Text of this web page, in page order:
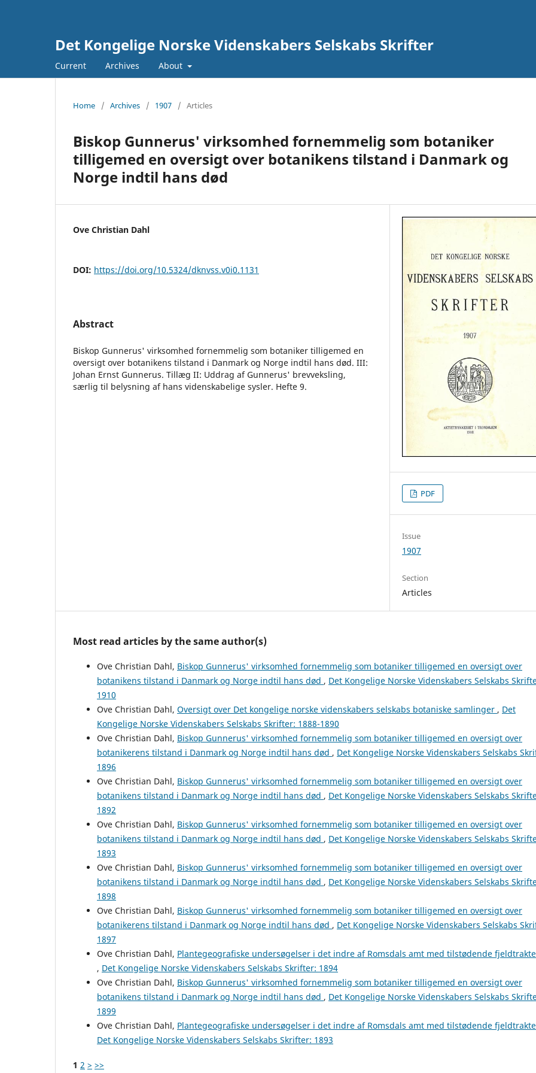
Det Kongelige Norske Videnskabers Selskabs Skrifter
Current Archives About
Home / Archives / 1907 / Articles
Biskop Gunnerus' virksomhed fornemmelig som botaniker
tilligemed en oversigt over botanikens tilstand i Danmark og
Norge indtil hans død
Ove Christian Dahl
DOI: https://doi.org/10.5324/dknvss.v0i0.1131
Abstract
Biskop Gunnerus' virksomhed fornemmelig som botaniker tilligemed en
oversigt over botanikens tilstand i Danmark og Norge indtil hans død. III:
Johan Ernst Gunnerus. Tillæg II: Uddrag af Gunnerus' brevveksling,
særlig til belysning af hans videnskabelige sysler. Hefte 9.
PDF
Issue
1907
Section
Articles
Most read articles by the same author(s)
Ove Christian Dahl, Biskop Gunnerus' virksomhed fornemmelig som botaniker tilligemed en oversigt over
botanikens tilstand i Danmark og Norge indtil hans død , Det Kongelige Norske Videnskabers Selskabs
1910
Ove Christian Dahl, Oversigt over Det kongelige norske videnskabers selskabs botaniske samlinger , Det
Kongelige Norske Videnskabers Selskabs Skrifter: 1888-1890
Ove Christian Dahl, Biskop Gunnerus' virksomhed fornemmelig som botaniker tilligemed en oversigt over
botanikerens tilstand i Danmark og Norge indtil hans død , Det Kongelige Norske Videnskabers Selskabs
1896
Ove Christian Dahl, Biskop Gunnerus' virksomhed fornemmelig som botaniker tilligemed en oversigt over
botanikens tilstand i Danmark og Norge indtil hans død , Det Kongelige Norske Videnskabers Selskabs
1892
Ove Christian Dahl, Biskop Gunnerus' virksomhed fornemmelig som botaniker tilligemed en oversigt over
botanikens tilstand i Danmark og Norge indtil hans død , Det Kongelige Norske Videnskabers Selskabs
1893
Ove Christian Dahl, Biskop Gunnerus' virksomhed fornemmelig som botaniker tilligemed en oversigt over
botanikens tilstand i Danmark og Norge indtil hans død , Det Kongelige Norske Videnskabers Selskabs
1898
Ove Christian Dahl, Biskop Gunnerus' virksomhed fornemmelig som botaniker tilligemed en oversigt over
botanikerens tilstand i Danmark og Norge indtil hans død , Det Kongelige Norske Videnskabers Selskabs
1897
Ove Christian Dahl, Plantegeografiske undersøgelser i det indre af Romsdals amt med tilstødende
, Det Kongelige Norske Videnskabers Selskabs Skrifter: 1894
Ove Christian Dahl, Biskop Gunnerus' virksomhed fornemmelig som botaniker tilligemed en oversigt over
botanikens tilstand i Danmark og Norge indtil hans død , Det Kongelige Norske Videnskabers Selskabs
1899
Ove Christian Dahl, Plantegeografiske undersøgelser i det indre af Romsdals amt med tilstødende
Det Kongelige Norske Videnskabers Selskabs Skrifter: 1893
1 2 > >>